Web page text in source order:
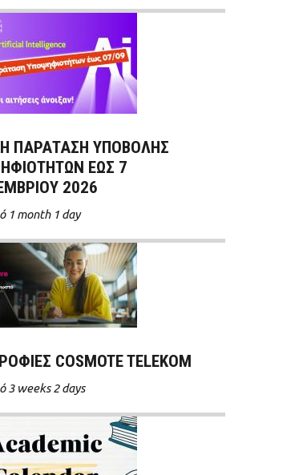
ΠΑΡΑΤΑΣΗ ΥΠΟΒΟΛΗΣ
ΕΩΣ 7
2026
1 month 1 day
COSMOTE TELEKOM
3 weeks 2 days